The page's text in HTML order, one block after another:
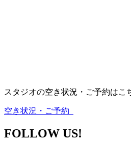
スタジオの空き状況・ご予約はこ
空き状況・ご予約
FOLLOW US!